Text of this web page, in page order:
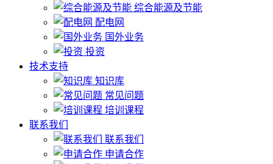
综合能源及节能
配电网
国外业务
投资
技术支持
知识库
常见问题
培训课程
联系我们
联系我们
申请合作